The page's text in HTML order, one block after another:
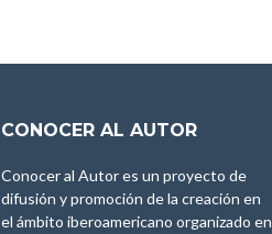
CONOCER AL AUTOR
Conocer al Autor es un proyecto de
difusión y promoción de la creación en
el ámbito iberoamericano organizado en